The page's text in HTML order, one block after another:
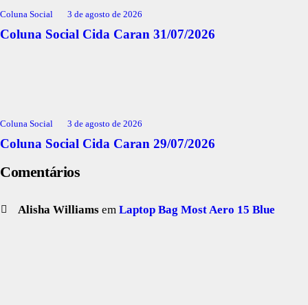
Coluna Social 3 de agosto de 2026
Coluna Social Cida Caran 31/07/2026
Coluna Social 3 de agosto de 2026
Coluna Social Cida Caran 29/07/2026
Comentários
Alisha Williams emLaptop Bag Most Aero 15 Blue